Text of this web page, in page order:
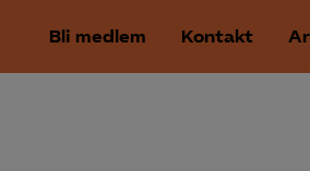
Bli medlem Kontakt